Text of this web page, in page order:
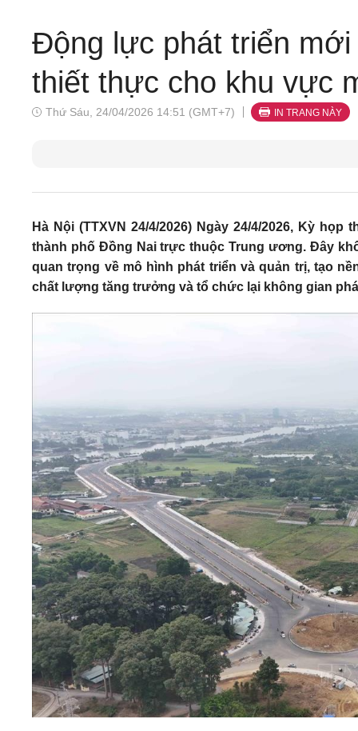
Động lực phát triển
thiết thực cho khu vực
Thứ Sáu, 24/04/2026 14:51 (GMT+7) IN TRANG NÀY
Hà Nội (TTXVN 24/4/2026) Ngày 24/4/2026, Kỳ
thành phố Đồng Nai trực thuộc Trung ương. Đây
quan trọng về mô hình phát triển và quản trị, tạo
chất lượng tăng trưởng và tổ chức lại không gian